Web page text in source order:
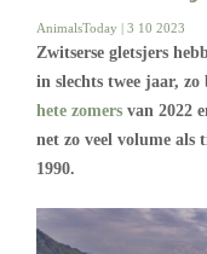
AnimalsToday | 3 10 2023
Zwitserse gletsjers
in slechts twee jaar,
hete zomers van 2022
net zo veel volume als
1990.